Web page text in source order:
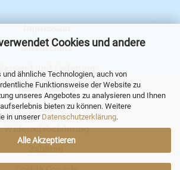
Cookies und andere
ähnliche Technologien, auch von
Funktionsweise der Website zu
unseres Angebotes zu analysieren und Ihnen
bieten zu können. Weitere
in unserer Datenschutzerklärung.
Alle Akzeptieren
Impressum
Datenschutz
Versand und Lieferung
Kundenkonto
AGB
Widerrufsbelehrung
Zahlung